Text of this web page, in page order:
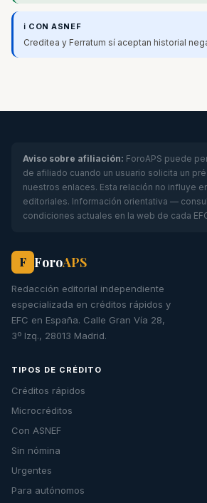
ℹ️ CON ASNEF
Creditea y Ferratum sí aceptan historial
Aviso sobre afiliación: ForoAPS puede
de afiliado cuando un usuario solicita un
nuestros enlaces. Esta relación no influye
editoriales. Información orientativa —
condiciones actuales en la web de cada
F ForoAPS
Redacción editorial independiente
especializada en créditos rápidos y
EFC en España. Calle Gran Vía 28,
3º Izq., 28013 Madrid.
TIPOS DE CRÉDITO
Créditos rápidos
Microcréditos
Con ASNEF
Sin nómina
Urgentes
Para autónomos